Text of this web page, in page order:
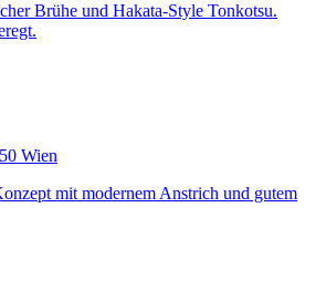
Brühe und Hakata-Style Tonkotsu.
Wien
mit modernem Anstrich und gutem